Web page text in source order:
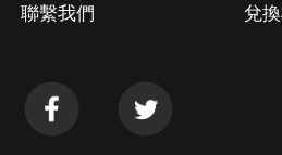
聯繫我們 兌